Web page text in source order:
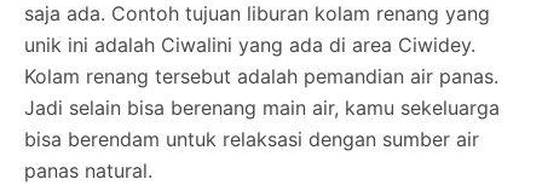
saja ada. Contoh tujuan liburan kolam renang yang
unik ini adalah Ciwalini yang ada di area Ciwidey.
Kolam renang tersebut adalah pemandian air panas.
Jadi selain bisa berenang main air, kamu sekeluarga
bisa berendam untuk relaksasi dengan sumber air
panas natural.